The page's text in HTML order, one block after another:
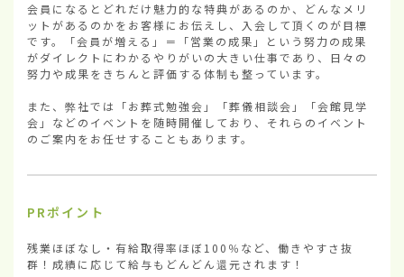
会員になるとどれだけ魅力的な特典があるのか、どんなメリ
ットがあるのかをお客様にお伝えし、入会して頂くのが目標
です。「会員が増える」＝「営業の成果」という努力の成果
がダイレクトにわかるやりがいの大きい仕事であり、日々の
努力や成果をきちんと評価する体制も整っています。
また、弊社では「お葬式勉強会」「葬儀相談会」「会館見学
会」などのイベントを随時開催しており、それらのイベント
のご案内をお任せすることもあります。
PRポイント
残業ほぼなし・有給取得率ほぼ100％など、働きやすさ抜
群！成績に応じて給与もどんどん還元されます！